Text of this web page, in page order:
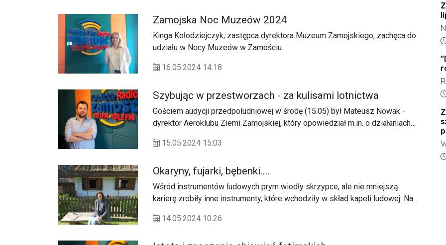
Zamojska Noc Muzeów 2024
Kinga Kołodziejczyk, zastępca dyrektora Muzeum Zamojskiego, zachęca do
udziału w Nocy Muzeów w Zamościu.
16.05.2024 14:18
Szybując w przestworzach - za kulisami lotnictwa
Gościem audycji przedpołudniowej w środę (15.05) był Mateusz Nowak -
dyrektor Aeroklubu Ziemi Zamojskiej, który opowiedział m.in. o działaniach
etapach przygotowań do lotów oraz zbliżających się imprezach lotniczych.
15.05.2024 15:03
Okaryny, fujarki, bębenki....
Wśród instrumentów ludowych prym wiodły skrzypce, ale nie mniejszą
karierę zrobiły inne instrumenty, które wchodziły w skład kapeli ludowej. Na
Instrumentarium ludowe Lubelszczyzny opisuje nasz gość, dr Agata Kusto,
14.05.2024 10:26